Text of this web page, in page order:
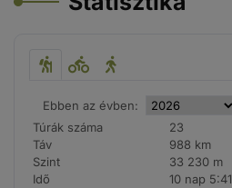
Ebben az évben:
Túrák száma
23
Táv
988 km
Szint
33 230 m
Idő
10 nap 5:41